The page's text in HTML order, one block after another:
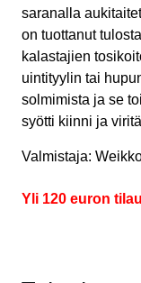
saranalla
on tuottanut
kalastajien
uintityylin tai
solmimista ja se
syötti kiinni ja
Valmistaja:
Yli 120 euron